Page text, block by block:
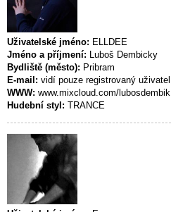
Uživatelské jméno: ELLDEE
Jméno a příjmení: Luboš Dembicky
Bydliště (město): Pribram
E-mail: vidí pouze registrovaný uživatel
WWW: www.mixcloud.com/lubosdembik
Hudební styl: TRANCE